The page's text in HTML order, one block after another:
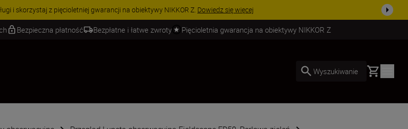
15% na wybranych akcesoriach i skompletuj swój zestaw już dzisiaj! KUP TERAZ
Bezpieczna płatność Bezpłatne i łatwe zwroty Pięcioletnia gwarancja na obiektywy NIKKOR Z
Wyszukiwanie Basket